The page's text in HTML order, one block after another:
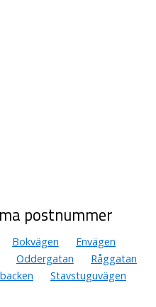
postnummer
Bokvägen
Envägen
Oddergatan
Råggatan
Stavstuguvägen